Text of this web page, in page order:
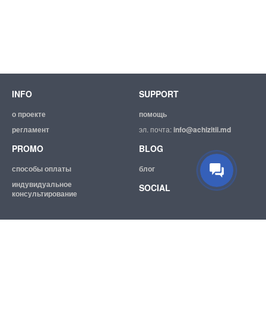
INFO
о проекте
регламент
SUPPORT
помощь
эл. почта:info@achizitii.md
PROMO
способы оплаты
индувидуальное
консультирование
BLOG
блог
SOCIAL